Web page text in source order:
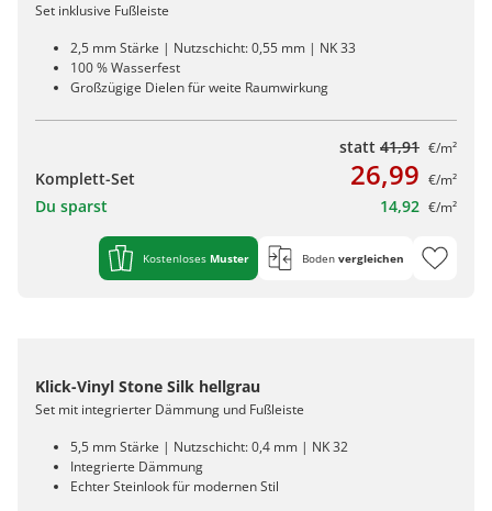
Set inklusive Fußleiste
2,5 mm Stärke | Nutzschicht: 0,55 mm | NK 33
100 % Wasserfest
Großzügige Dielen für weite Raumwirkung
statt 41,91 €/m²
Komplett-Set 26,99 €/m²
Du sparst 14,92 €/m²
Kostenloses Muster Boden vergleichen
Klick-Vinyl Stone Silk hellgrau
Set mit integrierter Dämmung und Fußleiste
5,5 mm Stärke | Nutzschicht: 0,4 mm | NK 32
Integrierte Dämmung
Echter Steinlook für modernen Stil